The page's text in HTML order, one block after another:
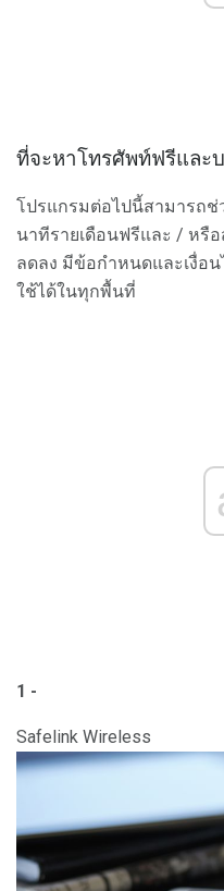
ที่จะหาโทรศัพท์ฟรีและ
โปรแกรมต่อไปนี้สามารถ
นาทีรายเดือนฟรีและ / หรื
ลดลง มีข้อกำหนดและเงื่อ
ใช้ได้ในทุกพื้นที่
1 -
Safelink Wireless